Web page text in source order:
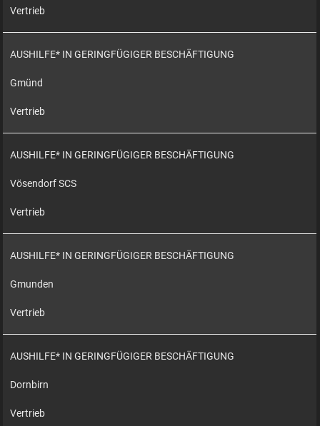
Vertrieb
AUSHILFE* IN GERINGFÜGIGER BESCHÄFTIGUNG
Gmünd
Vertrieb
AUSHILFE* IN GERINGFÜGIGER BESCHÄFTIGUNG
Vösendorf SCS
Vertrieb
AUSHILFE* IN GERINGFÜGIGER BESCHÄFTIGUNG
Gmunden
Vertrieb
AUSHILFE* IN GERINGFÜGIGER BESCHÄFTIGUNG
Dornbirn
Vertrieb